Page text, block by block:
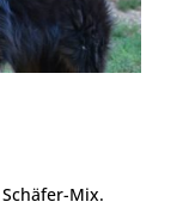
Mix.